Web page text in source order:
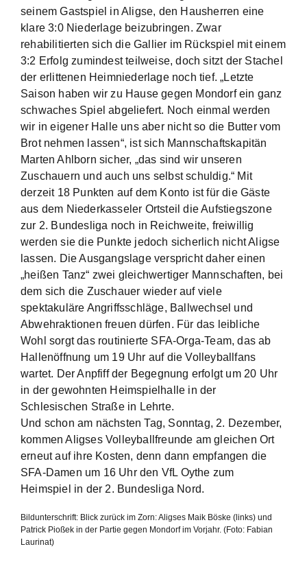
seinem Gastspiel in Aligse, den Hausherren eine
klare 3:0 Niederlage beizubringen. Zwar
rehabilitierten sich die Gallier im Rückspiel mit einem
3:2 Erfolg zumindest teilweise, doch sitzt der Stachel
der erlittenen Heimniederlage noch tief. „Letzte
Saison haben wir zu Hause gegen Mondorf ein ganz
schwaches Spiel abgeliefert. Noch einmal werden
wir in eigener Halle uns aber nicht so die Butter vom
Brot nehmen lassen“, ist sich Mannschaftskapitän
Marten Ahlborn sicher, „das sind wir unseren
Zuschauern und auch uns selbst schuldig.“ Mit
derzeit 18 Punkten auf dem Konto ist für die Gäste
aus dem Niederkasseler Ortsteil die Aufstiegszone
zur 2. Bundesliga noch in Reichweite, freiwillig
werden sie die Punkte jedoch sicherlich nicht Aligse
lassen. Die Ausgangslage verspricht daher einen
„heißen Tanz“ zwei gleichwertiger Mannschaften, bei
dem sich die Zuschauer wieder auf viele
spektakuläre Angriffsschläge, Ballwechsel und
Abwehraktionen freuen dürfen. Für das leibliche
Wohl sorgt das routinierte SFA-Orga-Team, das ab
Hallenöffnung um 19 Uhr auf die Volleyballfans
wartet. Der Anpfiff der Begegnung erfolgt um 20 Uhr
in der gewohnten Heimspielhalle in der
Schlesischen Straße in Lehrte.
Und schon am nächsten Tag, Sonntag, 2. Dezember,
kommen Aligses Volleyballfreunde am gleichen Ort
erneut auf ihre Kosten, denn dann empfangen die
SFA-Damen um 16 Uhr den VfL Oythe zum
Heimspiel in der 2. Bundesliga Nord.
Bildunterschrift: Blick zurück im Zorn: Aligses Maik Böske (links) und
Patrick Pioßek in der Partie gegen Mondorf im Vorjahr. (Foto: Fabian
Laurinat)